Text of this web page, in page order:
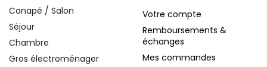
Canapé / Salon
Séjour
Chambre
Gros électroménager
Votre compte
Remboursements &
échanges
Mes commandes